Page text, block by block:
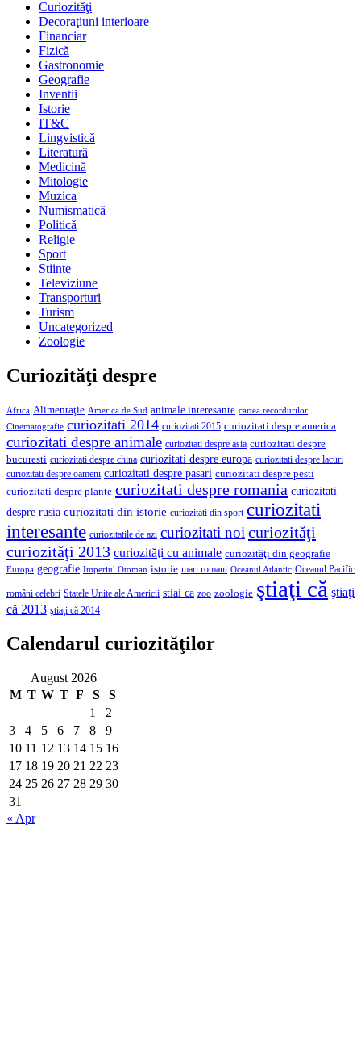
Curiozităţi
Decoraţiuni interioare
Financiar
Fizică
Gastronomie
Geografie
Inventii
Istorie
IT&C
Lingvistică
Literatură
Medicină
Mitologie
Muzica
Numismatică
Politică
Religie
Sport
Stiinte
Televiziune
Transporturi
Turism
Uncategorized
Zoologie
Curiozităţi despre
Africa Alimentaţie America de Sud animale interesante cartea recordurilor
Cinematografie curiozitati 2014 curiozitati 2015 curiozitati despre america
curiozitati despre animale curiozitati despre asia curiozitati despre
bucuresti curiozitati despre china curiozitati despre europa curiozitati despre lacuri
curiozitati despre oameni curiozitati despre pasari curiozitati despre pesti
curiozitati despre plante curiozitati despre romania curiozitati
despre rusia curiozitati din istorie curiozitati din sport curiozitati
interesante curiozitatile de azi curiozitati noicuriozităţi
curiozităţi 2013 curiozităţi cu animale curiozităţi din geografie
Europa geografie Imperiul Otoman istorie mari romani Oceanul Atlantic Oceanul Pacific
români celebri Statele Unite ale Americii stiai ca zoo zoologie ştiaţi că ştiaţi
că 2013 ştiaţi că 2014
Calendarul curiozităţilor
August 2026
M T W T F S
S
1
2
3
4 5 6 7 8
9
10 11 12 13 14 15 16
17 18 19 20 21 22 23
24 25 26 27 28 29 30
31
« Apr